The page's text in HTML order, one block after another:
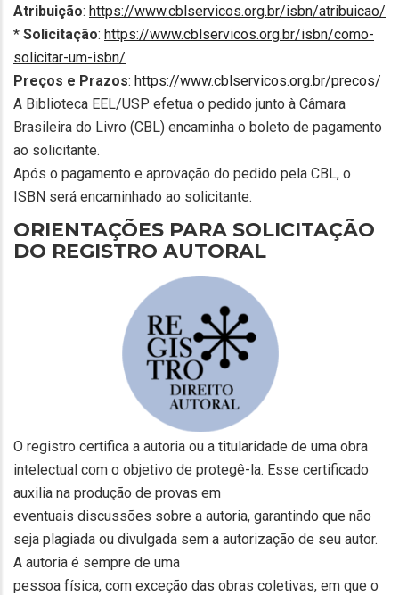
Atribuição: https://www.cblservicos.org.br/isbn/atribuicao/
* Solicitação: https://www.cblservicos.org.br/isbn/como-
solicitar-um-isbn/
Preços e Prazos: https://www.cblservicos.org.br/precos/
A Biblioteca EEL/USP efetua o pedido junto à Câmara
Brasileira do Livro (CBL) encaminha o boleto de pagamento
ao solicitante.
Após o pagamento e aprovação do pedido pela CBL, o
ISBN será encaminhado ao solicitante.
ORIENTAÇÕES PARA SOLICITAÇÃO
DO REGISTRO AUTORAL
O registro certifica a autoria ou a titularidade de uma obra
intelectual com o objetivo de protegê-la. Esse certificado
auxilia na produção de provas em
eventuais discussões sobre a autoria, garantindo que não
seja plagiada ou divulgada sem a autorização de seu autor.
A autoria é sempre de uma
pessoa física, com exceção das obras coletivas, em que o